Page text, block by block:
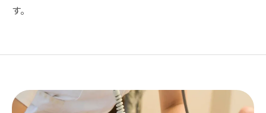
す。